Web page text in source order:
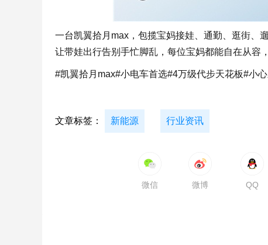
一台凯翼拾月max，包揽宝妈接娃、通勤、逛街、
让带娃出行告别手忙脚乱，每位宝妈都能自在从容
#凯翼拾月max#小电车首选#4万级代步天花板#小
文章标签： 新能源 行业资讯
微信 微博 QQ